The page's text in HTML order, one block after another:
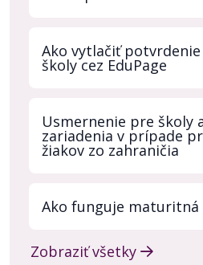
Ako vytlačiť potvrdenie
školy cez EduPage
Usmernenie pre školy
zariadenia v prípade
žiakov zo zahraničia
Ako funguje maturitná
Zobraziť všetky